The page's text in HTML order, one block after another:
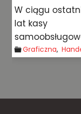
W ciągu
lat kasy
Graficzna,